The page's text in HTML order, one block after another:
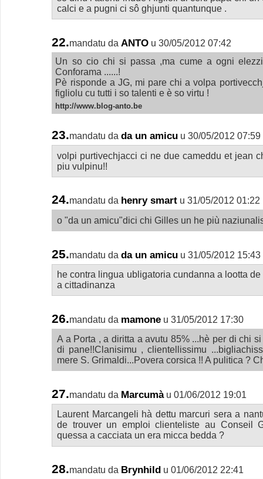
calci e a pugni ci sô ghjunti quantunque .
22.mandatu da ANTO u 30/05/2012 07:42
Un so cio chi si passa ,ma cume a ogni
Conforama ......!
Pè risponde a JG, mi pare chi a volpa
figliolu cu tutti i so talenti e è so virtu !
http://www.blog-anto.be
23.mandatu da da un amicu u 30/05/2012 07:59
volpi purtivechjacci ci ne due cameddu et jean
piu vulpinu!!
24.mandatu da henry smart u 31/05/2012 01:22
o "da un amicu"dici chi Gilles un he più
25.mandatu da da un amicu u 31/05/2012 15:43
he contra lingua ubligatoria cundanna a lootta
a cittadinanza
26.mandatu da mamone u 31/05/2012 17:30
A a Porta , a diritta a avutu 85% ...hè per di chi
di pane!!Clanisimu , clientellissimu
mere S. Grimaldi...Povera corsica !! A pulitica ?
27.mandatu da Marcumà u 01/06/2012 19:01
Laurent Marcangeli hà dettu marcuri sera a
de trouver un emploi clienteliste au Conseil
quessa a cacciata un era micca bedda ?
28.mandatu da Brynhild u 01/06/2012 22:41